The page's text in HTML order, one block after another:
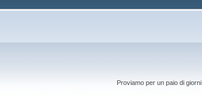
Proviamo per un paio di